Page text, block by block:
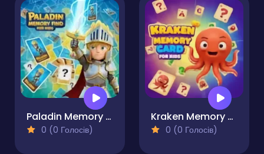
Paladin Memory Find for Kids
0 (0 Голосів)
Kraken Memory Card for Kids
0 (0 Голосів)